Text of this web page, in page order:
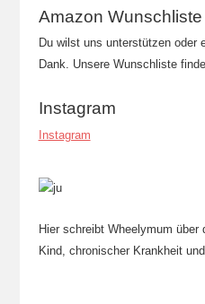
Amazon Wunschliste
Du wilst uns unterstützen oder
Dank. Unsere Wunschliste
Instagram
Instagram
Hier schreibt Wheelymum
Kind, chronischer Krankheit